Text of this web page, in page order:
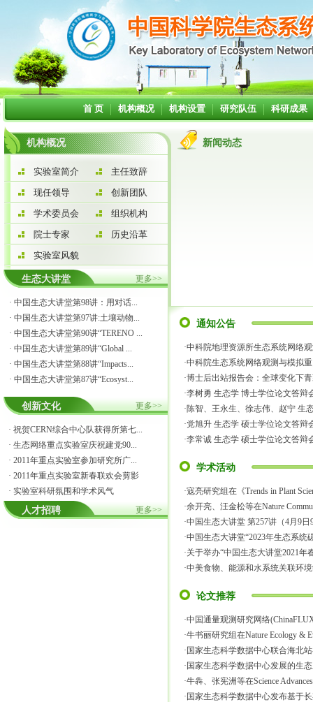
首 页 机构概况 机构设置 研究队伍 科研成果
机构概况
实验室简介
主任致辞
现任领导
创新团队
学术委员会
组织机构
院士专家
历史沿革
实验室风貌
生态大讲堂 更多>>
· 中国生态大讲堂第98讲：用对话...
· 中国生态大讲堂第97讲:土壤动物...
· 中国生态大讲堂第90讲“TERENO ...
· 中国生态大讲堂第89讲“Global ...
· 中国生态大讲堂第88讲“Impacts...
· 中国生态大讲堂第87讲“Ecosyst...
创新文化 更多>>
· 祝贺CERN综合中心队获得所第七...
· 生态网络重点实验室庆祝建党90...
· 2011年重点实验室参加研究所广...
· 2011年重点实验室新春联欢会剪影
· 实验室科研氛围和学术风气
人才招聘 更多>>
新闻动态
通知公告
·中科院地理资源所生态系统网络
·中科院生态系统网络观测与模拟
·博士后出站报告会：全球变化下
·李树勇 生态学 博士学位论文答辩
·陈智、王永生、徐志伟、赵宁 生
·党旭升 生态学 硕士学位论文答辩
·李常诚 生态学 硕士学位论文答辩
学术活动
·寇亮研究组在《Trends in Plant
·余开亮、汪金松等在Nature
·中国生态大讲堂 第257讲（4月9日
·中国生态大讲堂“2023年生态系统
·关于举办“中国生态大讲堂2021年
·中美食物、能源和水系统关联环
论文推荐
·中国通量观测研究网络
·牛书丽研究组在Nature Ecology &
· 国家生态科学数据中心联合海北站
· 国家生态科学数据中心发展的生
·牛犇、张宪洲等在Science
· 国家生态科学数据中心发布基于